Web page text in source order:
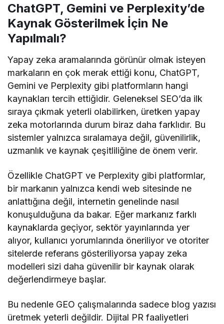
ChatGPT, Gemini ve Perplexity’de
Kaynak Gösterilmek İçin Ne
Yapılmalı?
Yapay zeka aramalarında görünür olmak isteyen
markaların en çok merak ettiği konu, ChatGPT,
Gemini ve Perplexity gibi platformların hangi
kaynakları tercih ettiğidir. Geleneksel SEO’da ilk
sıraya çıkmak yeterli olabilirken, üretken yapay
zeka motorlarında durum biraz daha farklıdır. Bu
sistemler yalnızca sıralamaya değil, güvenilirlik,
uzmanlık ve kaynak çeşitliliğine de önem verir.
Özellikle ChatGPT ve Perplexity gibi platformlar,
bir markanın yalnızca kendi web sitesinde ne
anlattığına değil, internetin genelinde nasıl
konuşulduğuna da bakar. Eğer markanız farklı
kaynaklarda geçiyor, sektör yayınlarında yer
alıyor, kullanıcı yorumlarında öneriliyor ve otoriter
sitelerde referans gösteriliyorsa yapay zeka
modelleri sizi daha güvenilir bir kaynak olarak
değerlendirmeye başlar.
Bu nedenle GEO çalışmalarında sadece blog yazısı
üretmek yeterli değildir. Dijital PR faaliyetleri